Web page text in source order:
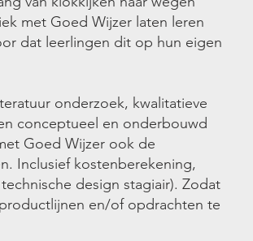
met Goed Wijzer laten leren
dat leerlingen dit op hun eigen
onderzoek, kwalitatieve
conceptueel en onderbouwd
Goed Wijzer ook de
Inclusief kostenberekening,
design stagiair). Zodat
en/of opdrachten te